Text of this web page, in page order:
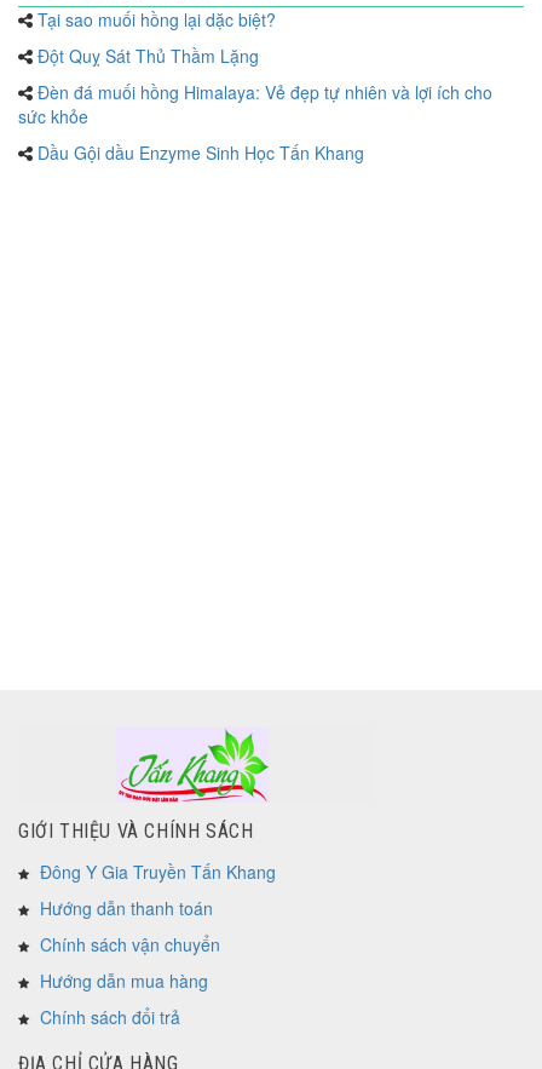
Tại sao muối hồng lại dặc biệt?
Đột Quỵ Sát Thủ Thầm Lặng
Đèn đá muối hồng Himalaya: Vẻ đẹp tự nhiên và lợi ích cho
sức khỏe
Dầu Gội dầu Enzyme Sinh Học Tấn Khang
GIỚI THIỆU VÀ CHÍNH SÁCH
Đông Y Gia Truyền Tấn Khang
Hướng dẫn thanh toán
Chính sách vận chuyển
Hướng dẫn mua hàng
Chính sách đổi trả
ĐỊA CHỈ CỬA HÀNG